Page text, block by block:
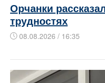
Орчанки
трудностях
08.08.2026 / 16:35